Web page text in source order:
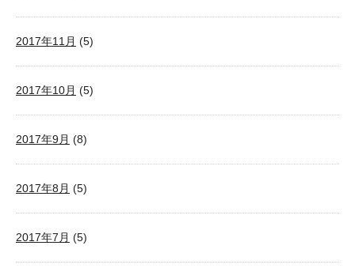
2017年11月 (5)
2017年10月 (5)
2017年9月 (8)
2017年8月 (5)
2017年7月 (5)